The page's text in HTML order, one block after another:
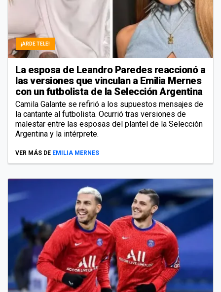
¡ARDE TELE!
La esposa de Leandro Paredes reaccionó a
las versiones que vinculan a Emilia Mernes
con un futbolista de la Selección Argentina
Camila Galante se refirió a los supuestos mensajes de
la cantante al futbolista. Ocurrió tras versiones de
malestar entre las esposas del plantel de la Selección
Argentina y la intérprete.
VER MÁS DE EMILIA MERNES